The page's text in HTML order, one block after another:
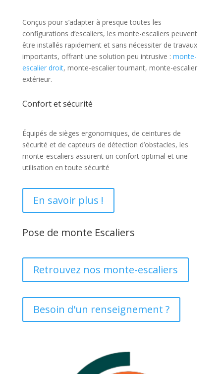
Conçus pour s’adapter à presque toutes les
configurations d’escaliers, les monte-escaliers peuvent
être installés rapidement et sans nécessiter de travaux
importants, offrant une solution peu intrusive : monte-
escalier droit, monte-escalier tournant, monte-escalier
extérieur.
Confort et sécurité
Équipés de sièges ergonomiques, de ceintures de
sécurité et de capteurs de détection d’obstacles, les
monte-escaliers assurent un confort optimal et une
utilisation en toute sécurité
En savoir plus !
Pose de monte Escaliers
Retrouvez nos monte-escaliers
Besoin d'un renseignement ?